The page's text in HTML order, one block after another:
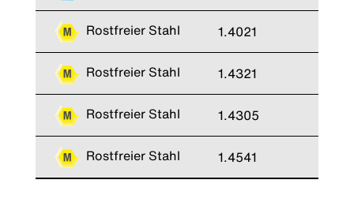
Rostfreier Stahl 1.4021
Rostfreier Stahl 1.4321
Rostfreier Stahl 1.4305
Rostfreier Stahl 1.4541